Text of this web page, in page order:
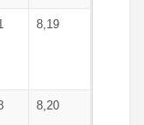
8,19
8,20